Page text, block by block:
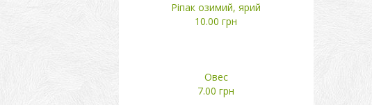
Ріпак озимий, ярий
10.00 грн
Овес
7.00 грн